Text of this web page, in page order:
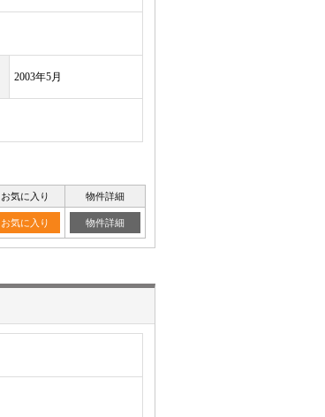
2003年5月
お気に入り 物件詳細
お気に入り 物件詳細